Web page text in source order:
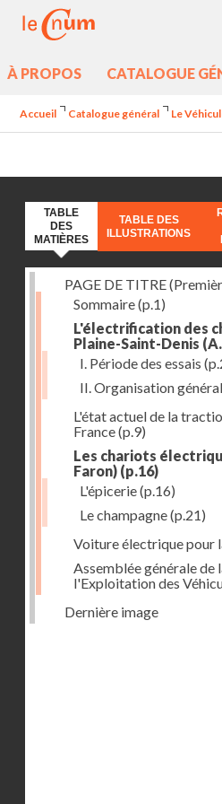
À PROPOS CATALOGUE
Accueil Catalogue général Le
TABLE
DES
MATIÈRES
TABLE DES
ILLUSTRATIONS
PAGE DE TITRE
Sommaire(p.1)
L'électrification des
Plaine-Saint-Denis
I. Période des essais
II. Organisation
L'état actuel de la
France(p.9)
Les chariots
Faron) (p.16)
L'épicerie(p.16)
Le champagne(p.21)
Voiture électrique pour
Assemblée générale de
l'Exploitation des
Dernière image